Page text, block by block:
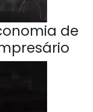
de